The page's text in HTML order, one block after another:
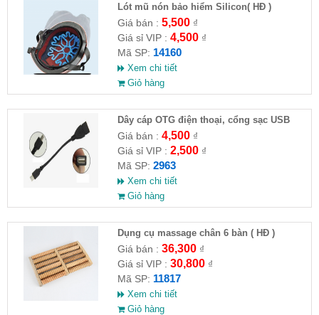
Lót mũ nón bảo hiểm Silicon( HĐ )
Giá bán : 5,500₫
Giá sỉ VIP : 4,500₫
Mã SP: 14160
Xem chi tiết
Giỏ hàng
Dây cáp OTG điện thoại, cổng sạc USB
Giá bán : 4,500₫
Giá sỉ VIP : 2,500₫
Mã SP: 2963
Xem chi tiết
Giỏ hàng
Dụng cụ massage chân 6 bàn ( HĐ )
Giá bán : 36,300₫
Giá sỉ VIP : 30,800₫
Mã SP: 11817
Xem chi tiết
Giỏ hàng